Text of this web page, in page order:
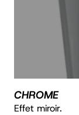
CHROME
Effet miroir.